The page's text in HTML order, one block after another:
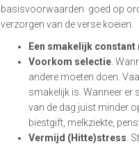
basisvoorwaarden goed op
verzorgen van de verse koeien.
Een smakelijk constant
Voorkom selectie .
andere moeten doen.
smakelijk is. Wanneer er
van de dag juist minder
biestgift, melkziekte,
Vermijd (Hitte)stress .